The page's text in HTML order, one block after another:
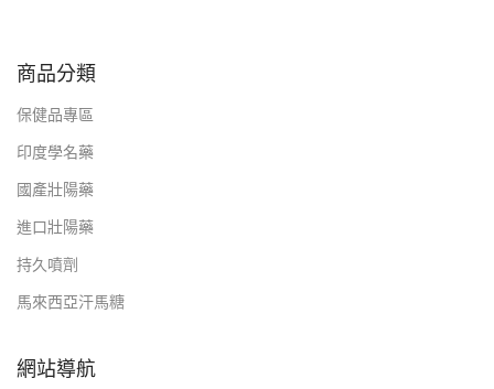
商品分類
保健品專區
印度學名藥
國產壯陽藥
進口壯陽藥
持久噴劑
馬來西亞汗馬糖
網站導航